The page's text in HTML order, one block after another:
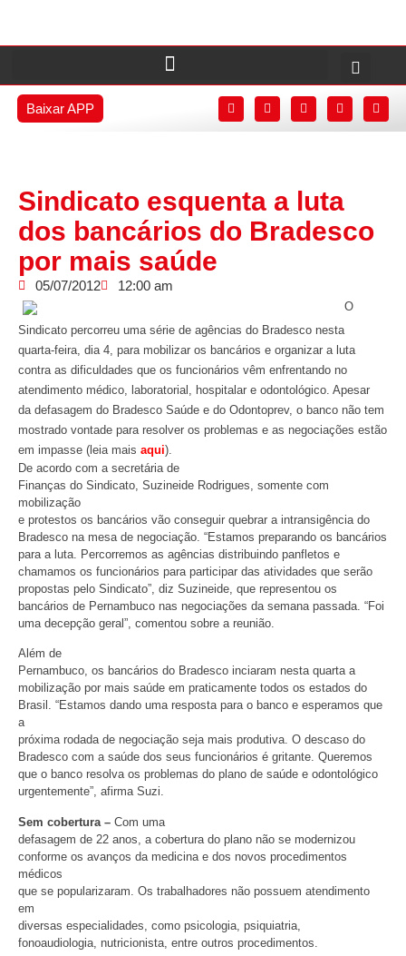
Baixar APP
Sindicato esquenta a luta
dos bancários do Bradesco
por mais saúde
05/07/2012 12:00 am
O
Sindicato percorreu uma série de agências do Bradesco nesta
quarta-feira, dia 4, para mobilizar os bancários e organizar a luta
contra as dificuldades que os funcionários vêm enfrentando no
atendimento médico, laboratorial, hospitalar e odontológico. Apesar
da defasagem do Bradesco Saúde e do Odontoprev, o banco não tem
mostrado vontade para resolver os problemas e as negociações estão
em impasse (leia mais aqui).
De acordo com a secretária de
Finanças do Sindicato, Suzineide Rodrigues, somente com
mobilização
e protestos os bancários vão conseguir quebrar a intransigência do
Bradesco na mesa de negociação. “Estamos preparando os bancários
para a luta. Percorremos as agências distribuindo panfletos e
chamamos os funcionários para participar das atividades que serão
propostas pelo Sindicato”, diz Suzineide, que representou os
bancários de Pernambuco nas negociações da semana passada. “Foi
uma decepção geral”, comentou sobre a reunião.
Além de
Pernambuco, os bancários do Bradesco inciaram nesta quarta a
mobilização por mais saúde em praticamente todos os estados do
Brasil. “Estamos dando uma resposta para o banco e esperamos que
a
próxima rodada de negociação seja mais produtiva. O descaso do
Bradesco com a saúde dos seus funcionários é gritante. Queremos
que o banco resolva os problemas do plano de saúde e odontológico
urgentemente”, afirma Suzi.
Sem cobertura – Com uma
defasagem de 22 anos, a cobertura do plano não se modernizou
conforme os avanços da medicina e dos novos procedimentos
médicos
que se popularizaram. Os trabalhadores não possuem atendimento
em
diversas especialidades, como psicologia, psiquiatria,
fonoaudiologia, nutricionista, entre outros procedimentos.